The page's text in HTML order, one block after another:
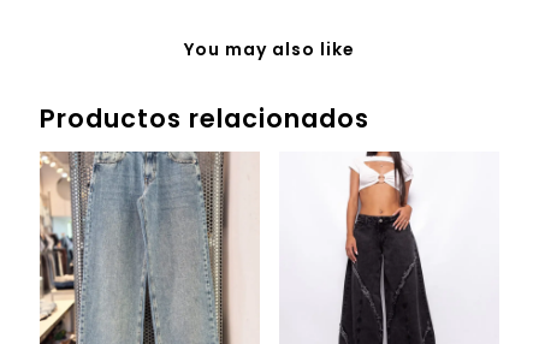
You may also like
Productos relacionados